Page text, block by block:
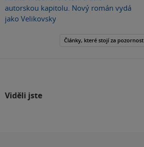
autorskou kapitolu. Nový román vydá
jako Velikovsky
Články, které stojí za pozornost
Viděli jste